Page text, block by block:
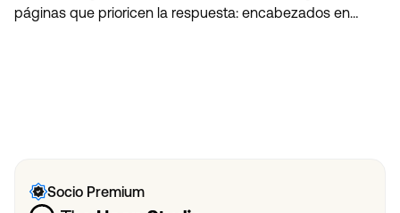
páginas que prioricen la respuesta: encabezados en
Socio Premium